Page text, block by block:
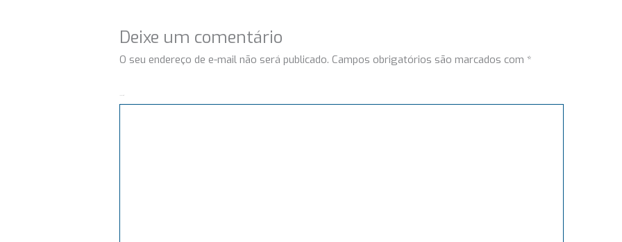
Deixe um comentário
O seu endereço de e-mail não será publicado. Campos obrigatórios são marcados com *